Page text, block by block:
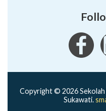
Copyright © 2026 Sekolah
Sukawati.